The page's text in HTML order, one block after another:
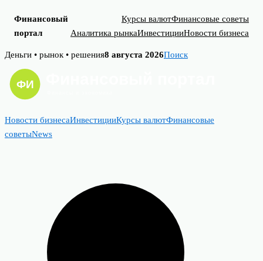
Финансовый
портал
Курсы валютФинансовые советы
Аналитика рынкаИнвестицииНовости бизнеса
Skip
content
Деньги • рынок • решения8 августа 2026Поиск
Новости бизнесаИнвестицииКурсы валютФинансовые
советыNews